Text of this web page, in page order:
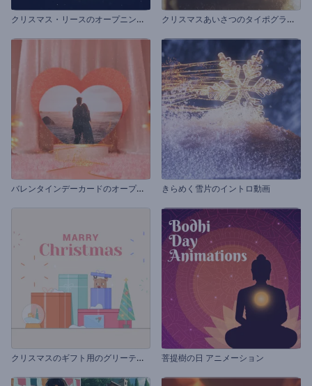
ク
リスマス・リースのオープニング動画 ク
リスマスあいさつのタイポグラフィ
バ
レンタインデーカードのオープニング動画 きらめく雪片のイントロ動画
ク
リスマスのギフト用のグリーティングカード 菩提樹の日 アニメーション